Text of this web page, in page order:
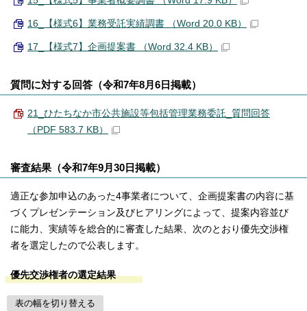
16_【様式6】業務受託実績調書 （Word 20.0 KB）
17_【様式7】企画提案書 （Word 32.4 KB）
質問に対する回答（令和7年8月6日掲載）
21_ひたちなか市公共施設等包括管理業務委託_質問回答
（PDF 583.7 KB）
審査結果（令和7年9月30日掲載）
適正な参加申込のあった4事業者について、企画提案書の内容に基
づくプレゼンテーション及びヒアリングによって、提案内容並び
に能力、実績等を総合的に審査した結果、次のとおり優先交渉権
者を選定したので公表します。
優先交渉権者の選定結果
表の幅を切り替える